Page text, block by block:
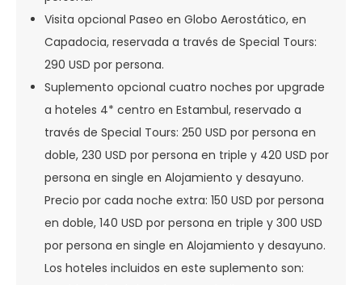
Visita opcional Paseo en Globo Aerostático, en
Capadocia, reservada a través de Special Tours:
290 USD por persona.
Suplemento opcional cuatro noches por upgrade
a hoteles 4* centro en Estambul, reservado a
través de Special Tours: 250 USD por persona en
doble, 230 USD por persona en triple y 420 USD por
persona en single en Alojamiento y desayuno.
Precio por cada noche extra: 150 USD por persona
en doble, 140 USD por persona en triple y 300 USD
por persona en single en Alojamiento y desayuno.
Los hoteles incluidos en este suplemento son: